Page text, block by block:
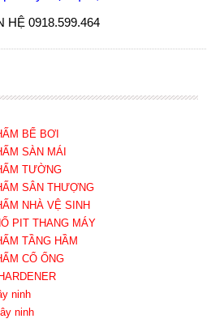
HỆ 0918.599.464
BỂ BƠI
SÀN MÁI
TƯỜNG
SÂN THƯỢNG
NHÀ VỆ SINH
PIT THANG MÁY
TẦNG HẦM
CỔ ỐNG
ninh
ninh